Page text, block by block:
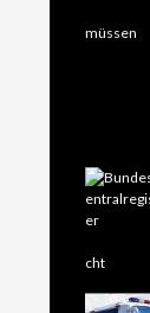
müssen
cht